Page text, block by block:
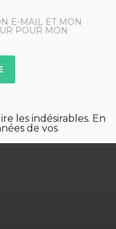
E-MAIL ET MON
POUR MON
les indésirables. En
de vos